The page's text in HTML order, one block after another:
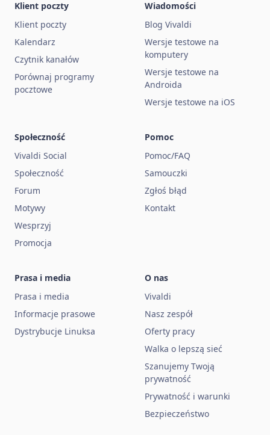
Klient poczty
Klient poczty
Kalendarz
Czytnik kanałów
Porównaj programy
pocztowe
Wiadomości
Blog Vivaldi
Wersje testowe na
komputery
Wersje testowe na
Androida
Wersje testowe na iOS
Społeczność
Vivaldi Social
Społeczność
Forum
Motywy
Wesprzyj
Promocja
Pomoc
Pomoc/FAQ
Samouczki
Zgłoś błąd
Kontakt
Prasa i media
Prasa i media
Informacje prasowe
Dystrybucje Linuksa
O nas
Vivaldi
Nasz zespół
Oferty pracy
Walka o lepszą sieć
Szanujemy Twoją
prywatność
Prywatność i warunki
Bezpieczeństwo